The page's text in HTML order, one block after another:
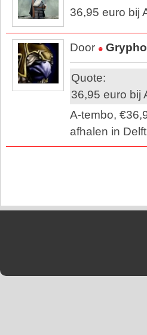
36,95 euro bij
Door
Quote:
36,95 euro bij
A-tembo,
afhalen in